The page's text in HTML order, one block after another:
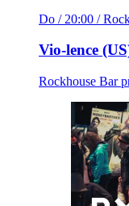
Do / 20:00 /
Vio-lence
Rockhouse Bar